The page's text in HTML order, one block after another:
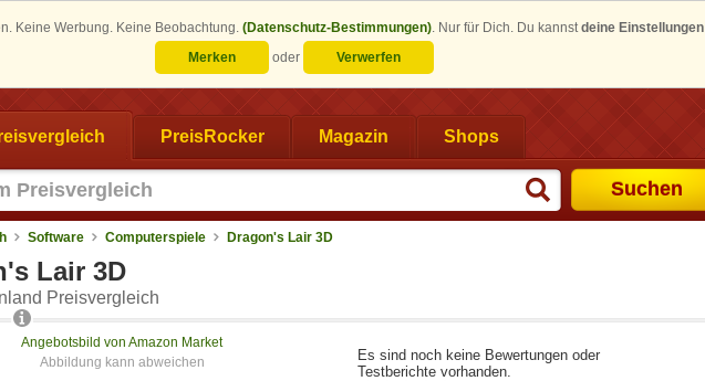
Keine Werbung. Keine Beobachtung. (Datenschutz-Bestimmungen). Nur für Dich. Du kannstdeine Einstellungen
Merken
oder Verwerfen
PreisRocker Magazin Shops
Suchen
Software Computerspiele Dragon's Lair 3D
Lair 3D
Preisvergleich
Angebotsbild von Amazon Market
Es sind noch keine Bewertungen oder
Testberichte vorhanden.